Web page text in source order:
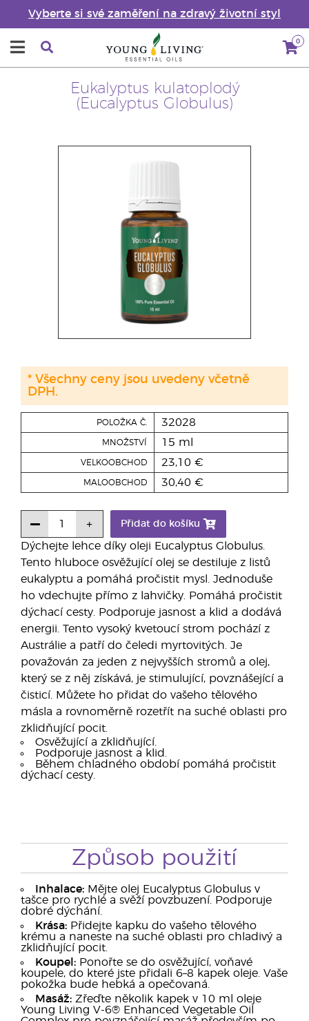
Vyberte si své zaměření na zdravý životní styl
0
Eukalyptus kulatoplodý
(Eucalyptus Globulus)
Dýchejte lehce díky oleji Eucalyptus Globulus.
Tento hluboce osvěžující olej se destiluje z listů
eukalyptu a pomáhá pročistit mysl. Jednoduše
ho vdechujte přímo z lahvičky. Pomáhá pročistit
dýchací cesty. Podporuje jasnost a klid a dodává
energii. Tento vysoký kvetoucí strom pochází z
Austrálie a patří do čeledi myrtovitých. Je
považován za jeden z nejvyšších stromů a olej,
který se z něj získává, je stimulující, povznášející a
čisticí. Můžete ho přidat do vašeho tělového
másla a rovnoměrně rozetřít na suché oblasti pro
zklidňující pocit.
Osvěžující a zklidňující.
Podporuje jasnost a klid.
Během chladného období pomáhá pročistit
dýchací cesty.
POLOŽKA Č. 32028
MNOŽSTVÍ 15 ml
VELKOOBCHOD 23,10 €
MALOOBCHOD 30,40 €
Přidat do košíku
* Všechny ceny jsou uvedeny včetně
DPH.
Způsob použití
Inhalace: Mějte olej Eucalyptus Globulus v
tašce pro rychlé a svěží povzbuzení. Podporuje
dobré dýchání.
Krása: Přidejte kapku do vašeho tělového
krému a naneste na suché oblasti pro chladivý a
zklidňující pocit.
Koupel: Ponořte se do osvěžující, voňavé
koupele, do které jste přidali 6–8 kapek oleje. Vaše
pokožka bude hebká a opečovaná.
Masáž: Zřeďte několik kapek v 10 ml oleje
Young Living V-6® Enhanced Vegetable Oil